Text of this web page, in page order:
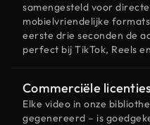
samengesteld voor
mobielvriendelijke
eerste drie seconden de
perfect bij TikTok, Reels
Commerciële
Elke video in onze
gegenereerd – is